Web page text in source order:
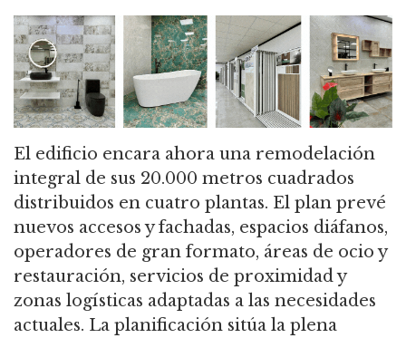
El edificio encara ahora una remodelación
integral de sus 20.000 metros cuadrados
distribuidos en cuatro plantas. El plan prevé
nuevos accesos y fachadas, espacios diáfanos,
operadores de gran formato, áreas de ocio y
restauración, servicios de proximidad y
zonas logísticas adaptadas a las necesidades
actuales. La planificación sitúa la plena